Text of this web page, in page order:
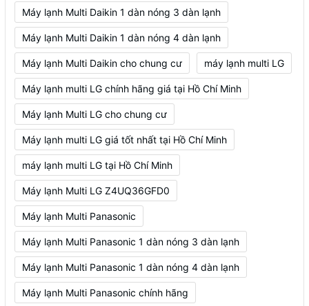
Máy lạnh Multi Daikin 1 dàn nóng 3 dàn lạnh
Máy lạnh Multi Daikin 1 dàn nóng 4 dàn lạnh
Máy lạnh Multi Daikin cho chung cư máy lạnh multi LG
Máy lạnh multi LG chính hãng giá tại Hồ Chí Minh
Máy lạnh Multi LG cho chung cư
Máy lạnh multi LG giá tốt nhất tại Hồ Chí Minh
máy lạnh multi LG tại Hồ Chí Minh
Máy lạnh Multi LG Z4UQ36GFD0
Máy lạnh Multi Panasonic
Máy lạnh Multi Panasonic 1 dàn nóng 3 dàn lạnh
Máy lạnh Multi Panasonic 1 dàn nóng 4 dàn lạnh
Máy lạnh Multi Panasonic chính hãng